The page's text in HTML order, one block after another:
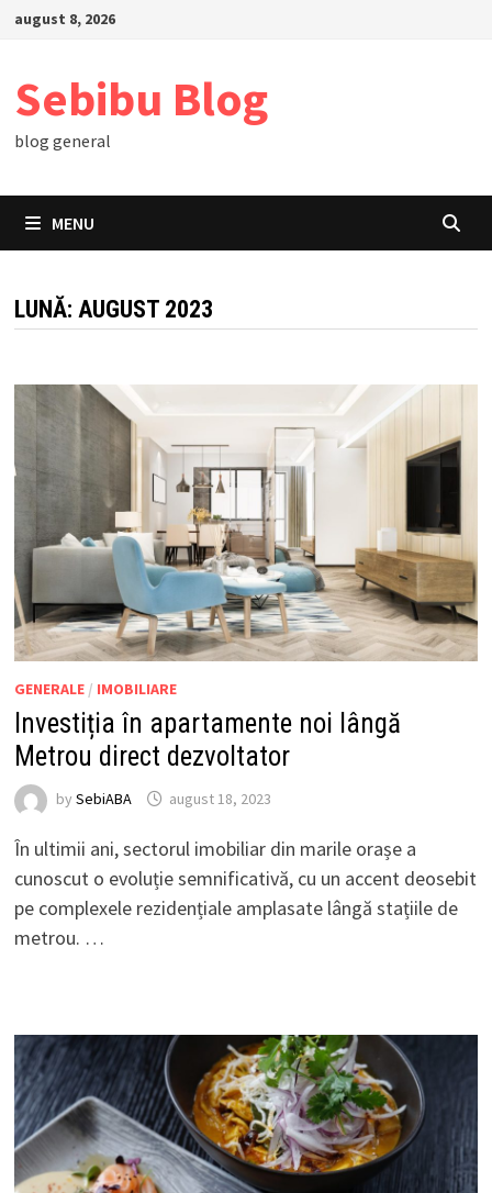
Skipaugust 8, 2026
Sebibu Blog
blog general
MENU
LUNĂ: AUGUST 2023
GENERALE/ IMOBILIARE
Investiția în apartamente noi lângă
Metrou direct dezvoltator
by SebiABA august 18, 2023
În ultimii ani, sectorul imobiliar din marile orașe a
cunoscut o evoluție semnificativă, cu un accent deosebit
pe complexele rezidențiale amplasate lângă stațiile de
metrou. …